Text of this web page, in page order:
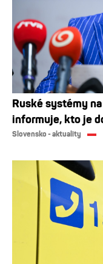
Ruské systémy
informuje, kto je
Slovensko - aktuality